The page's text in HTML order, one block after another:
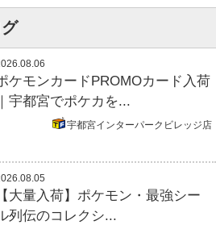
ケモンカードPROMOカード入荷
｜宇都宮でポケカを...
宇都宮インターパークビレッジ店
【大量入荷】ポケモン・最強シー
列伝のコレクシ...